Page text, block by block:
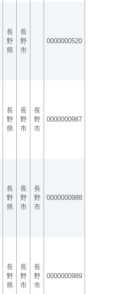
長
野
県
長
野
市
0000000520
長
野
県
長
野
市
長
野
市
0000000987
長
野
県
長
野
市
長
野
市
0000000988
長
野
県
長
野
市
長
野
市
0000000989